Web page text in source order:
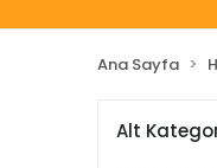
Ana Sayfa
Alt